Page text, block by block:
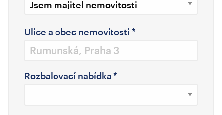
Ulice a obec nemovitosti *
Rozbalovací nabídka *